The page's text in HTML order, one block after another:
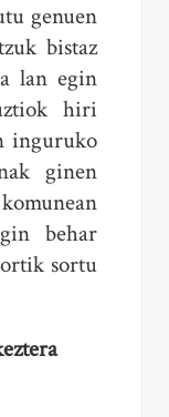
genuen
bistaz
lan egin
hiri
inguruko
ginen
behar
sortu